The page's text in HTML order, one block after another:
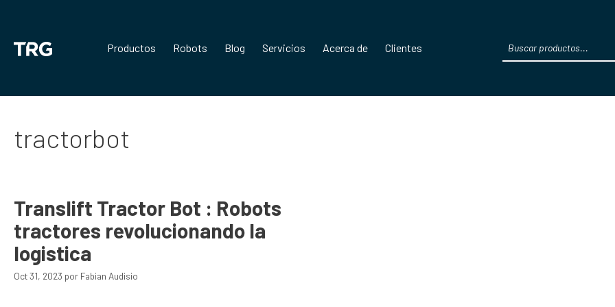
contenido
Productos Robots Blog Servicios Acerca de Clientes
search
tractorbot
Translift Tractor Bot : Robots
tractores revolucionando la
logistica
Oct 31, 2023 por Fabian Audisio